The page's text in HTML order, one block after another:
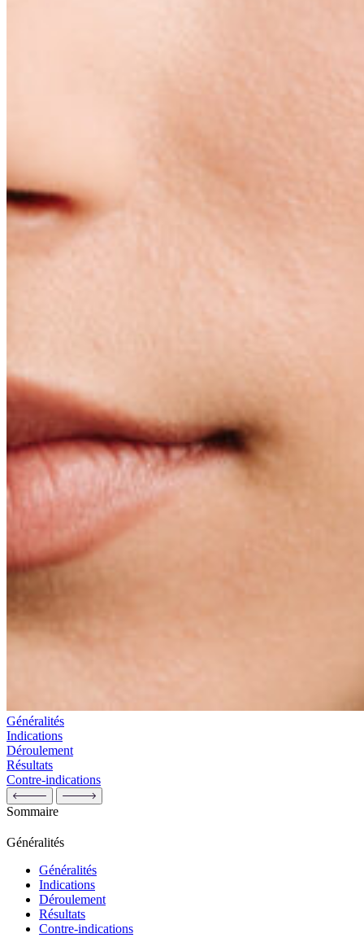
Généralités
Indications
Déroulement
Résultats
Contre-indications
Sommaire
Généralités
Généralités
Indications
Déroulement
Résultats
Contre-indications